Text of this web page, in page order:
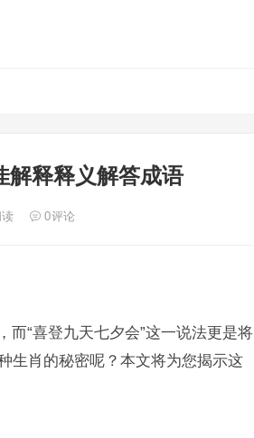
解释释义解答成语
读 0评论
“喜登九天七夕会”这一说法更是将
生肖的秘密呢？本文将为您揭示这